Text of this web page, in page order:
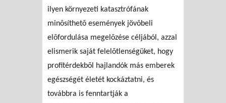
ilyen környezeti katasztrófának
minõsíthetõ események jövõbeli
elõfordulása megelõzése céljából, azzal
elismerik saját felelõtlenségüket, hogy
profitérdekbõl hajlandók más emberek
egészségét életét kockáztatni, és
továbbra is fenntartják a